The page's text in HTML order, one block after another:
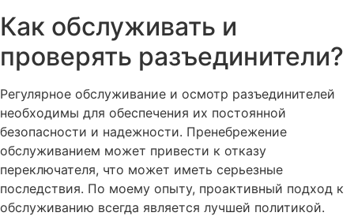
Как обслуживать и
проверять разъединители?
Регулярное обслуживание и осмотр разъединителей
необходимы для обеспечения их постоянной
безопасности и надежности. Пренебрежение
обслуживанием может привести к отказу
переключателя, что может иметь серьезные
последствия. По моему опыту, проактивный подход к
обслуживанию всегда является лучшей политикой.